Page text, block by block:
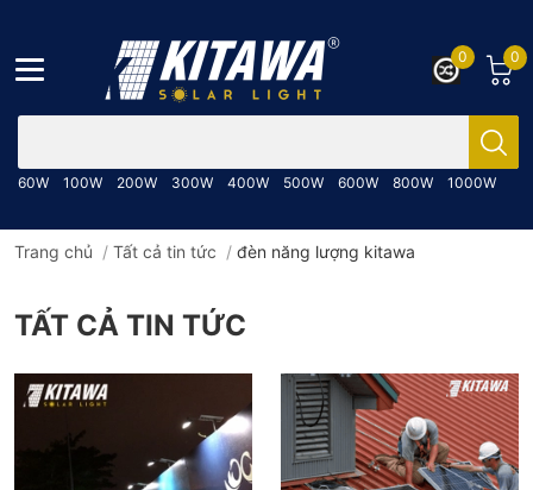
60W 100W 200W 300W 400W 500W 600W 800W 1000W
0
0
Trang chủ / Tất cả tin tức / đèn năng lượng kitawa
TẤT CẢ TIN TỨC